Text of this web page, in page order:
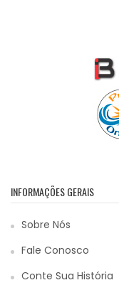
INFORMAÇÕES GERAIS
Sobre Nós
Fale Conosco
Conte Sua História